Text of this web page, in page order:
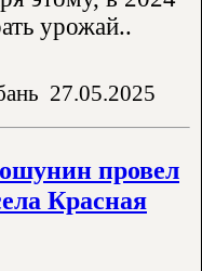
урожай..
27.05.2025
провел
Красная